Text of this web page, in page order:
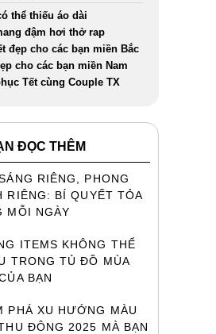
thể thiếu áo dài
đậm hơi thở rap
đẹp cho các bạn miền Bắc
cho các bạn miền Nam
Tết cùng Couple TX
ĐỌC THÊM
RIÊNG, PHONG
RIÊNG: BÍ QUYẾT TỎA
MỖI NGÀY
ITEMS KHÔNG THỂ
TRONG TỦ ĐỒ MÙA
BẠN
PHÁ XU HƯỚNG MÀU
ĐÔNG 2025 MÀ BẠN